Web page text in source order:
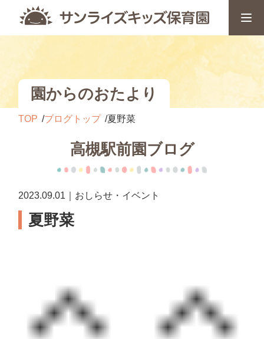
園からのおたより
TOP ブログトップ 夏野菜
高槻駅前園ブログ
2023.09.01｜おしらせ・イベント
夏野菜